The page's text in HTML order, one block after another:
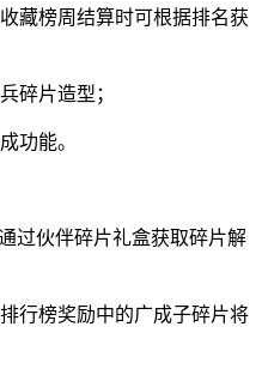
藏榜周结算时可根据排名获
碎片造型；
功能。
过伙伴碎片礼盒获取碎片解
行榜奖励中的广成子碎片将